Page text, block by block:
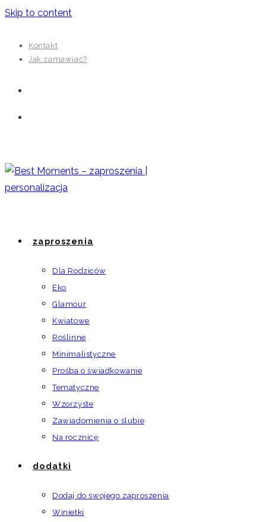
Skip to content
Kontakt
Jak zamawiać?
zaproszenia
Dla Rodziców
Eko
Glamour
Kwiatowe
Roślinne
Minimalistyczne
Prośba o świadkowanie
Tematyczne
Wzorzyste
Zawiadomienia o ślubie
Na rocznicę
dodatki
Dodaj do swojego zaproszenia
Winietki